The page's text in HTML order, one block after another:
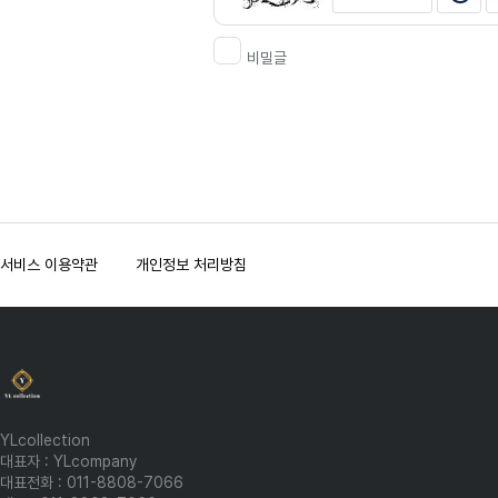
비밀글
서비스 이용약관 개인정보 처리방침
YLcollection
대표자 : YLcompany
대표전화 : 011-8808-7066